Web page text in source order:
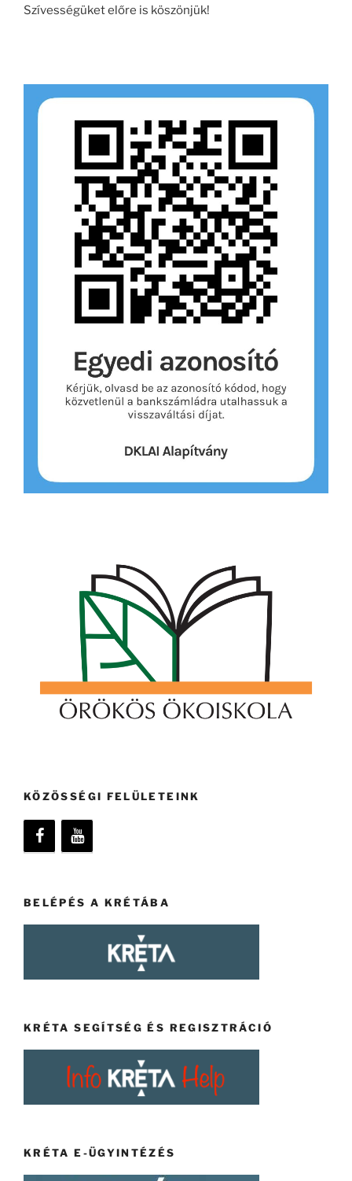
Szívességüket előre is köszönjük!
KÖZÖSSÉGI FELÜLETEINK
BELÉPÉS A KRÉTÁBA
KRÉTA SEGÍTSÉG ÉS REGISZTRÁCIÓ
KRÉTA E-ÜGYINTÉZÉS